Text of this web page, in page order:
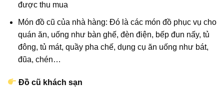
được thu mua
Món đồ cũ của nhà hàng: Đó là các món đồ phục vụ cho
quán ăn, uống như bàn ghế, đèn điện, bếp đun nấy, tủ
đông, tủ mát, quầy pha chế, dụng cụ ăn uống như bát,
đũa, chén…
Đồ cũ khách sạn